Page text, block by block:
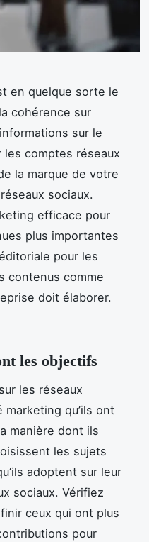
en quelque sorte le
cohérence sur
sur le
comptes réseaux
la marque de votre
sociaux.
efficace pour
plus importantes
pour les
contenus comme
doit élaborer.
les objectifs
les réseaux
qu’ils ont
manière dont ils
les sujets
adoptent sur leur
sociaux. Vérifiez
ceux qui ont plus
pour